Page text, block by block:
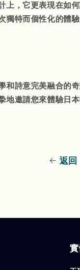
上，它更表現在如
獨特而個性化的體驗
和詩意完美融合的
地邀請您來體驗日
返回